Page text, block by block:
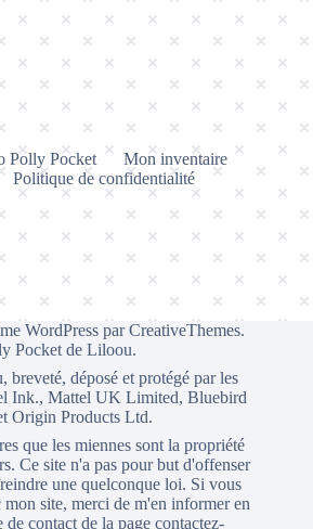
Polly Pocket
Mon inventaire
Politique de confidentialité
WordPress parCreativeThemes.
Pocket de Liloou.
breveté, déposé et protégé par les
Ink., Mattel UK Limited, Bluebird
Origin Products Ltd.
que les miennes sont la propriété
Ce site n'a pas pour but d'offenser
une quelconque loi. Si vous
site, merci de m'en informer en
contact de la page contactez-